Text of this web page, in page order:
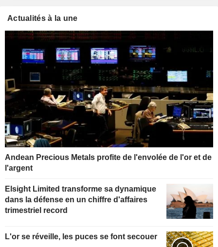
Actualités à la une
Andean Precious Metals profite de l'envolée de l'or et de
l'argent
Elsight Limited transforme sa dynamique
dans la défense en un chiffre d'affaires
trimestriel record
L'or se réveille, les puces se font secouer